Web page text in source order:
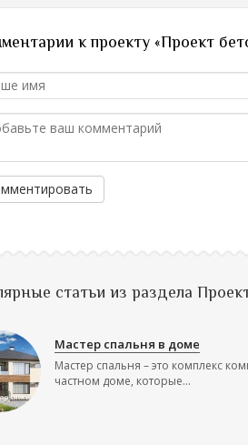
к проекту «Проект
статьи из раздела
Мастер спальня в доме
Мастер спальня – это комплекс
частном доме, которые...